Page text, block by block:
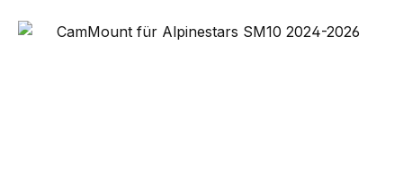
Bildergalerie überspringen